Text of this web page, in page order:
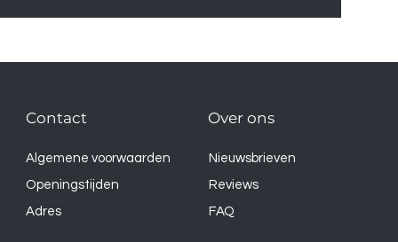
Over ons
Nieuwsbrieven
Reviews
FAQ
Contact
Algemene voorwaarden
Openingstijden
Adres